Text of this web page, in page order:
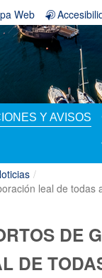
Web
Y AVISOS
/
leal de
DE
DE